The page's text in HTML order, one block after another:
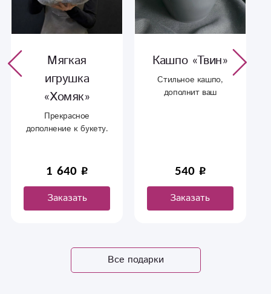
Мягкая
игрушка
«Хомяк»
Прекрасное
дополнение к букету.
1 640
Заказать
Кашпо «Твин»
Стильное кашпо,
дополнит ваш
540
Заказать
Все подарки